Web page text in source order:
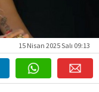
15 Nisan 2025 Salı 09:13